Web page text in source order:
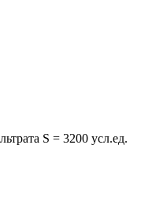
S = 3200 усл.ед.